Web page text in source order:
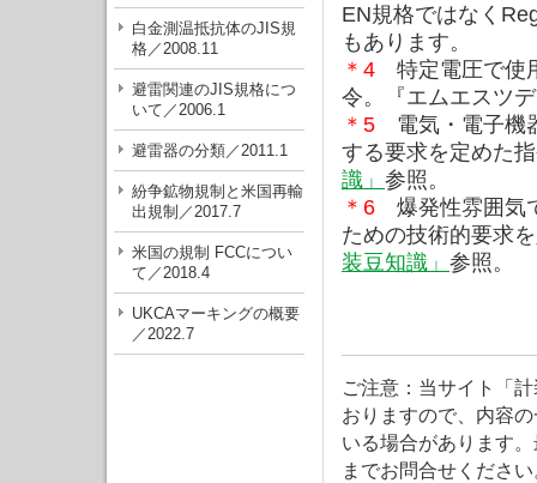
白金測温抵抗体のJIS規
格／2008.11
避雷関連のJIS規格につ
いて／2006.1
避雷器の分類／2011.1
紛争鉱物規制と米国再輸
出規制／2017.7
米国の規制 FCCについ
て／2018.4
UKCAマーキングの概要
／2022.7
EN規格ではなく
もあります。
＊4 特定電圧で使
令。『エムエスツ
＊5 電気・電子機
する要求を定めた
識」 参照。
＊6 爆発性雰囲気
ための技術的要求
装豆知識」 参照。
ご注意：当サイト「
おりますので、内容
いる場合があります
までお問合せくださ